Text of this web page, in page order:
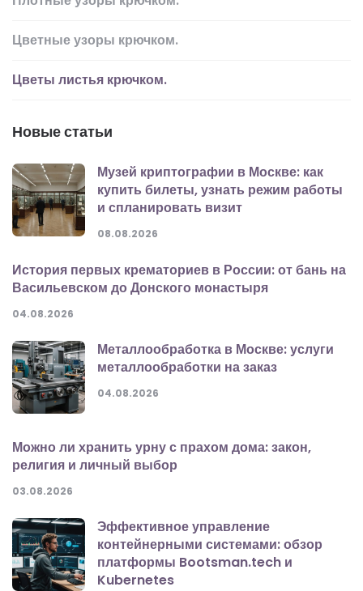
Цветные узоры крючком.
Цветы листья крючком.
Новые статьи
Музей криптографии в Москве: как
купить билеты, узнать режим работы
и спланировать визит
08.08.2026
История первых крематориев в России: от бань на
Васильевском до Донского монастыря
04.08.2026
Металлообработка в Москве: услуги
металлообработки на заказ
04.08.2026
Можно ли хранить урну с прахом дома: закон,
религия и личный выбор
03.08.2026
Эффективное управление
контейнерными системами: обзор
платформы Bootsman.tech и
Kubernetes